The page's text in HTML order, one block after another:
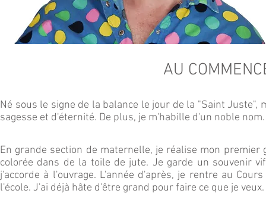
AU
Né sous le signe de la balance le jour de la "Saint
sagesse et d'éternité. De plus, je m'habille d'un noble
En grande section de maternelle, je réalise mon
colorée dans de la toile de jute. Je garde un souvenir
j'accorde à l'ouvrage. L'année d'après, je rentre au
l'école. J'ai déjà hâte d'être grand pour faire ce que je veux.